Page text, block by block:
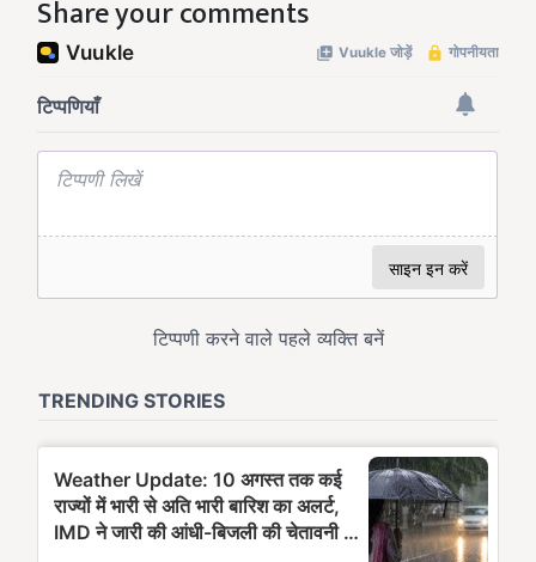
Share your comments